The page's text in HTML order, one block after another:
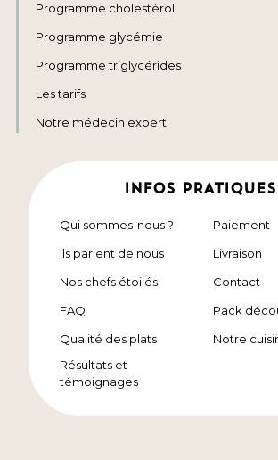
Programme cholestérol
Programme glycémie
Programme triglycérides
Les tarifs
Notre médecin expert
INFOS PRATIQUES
Qui sommes-nous ?
Ils parlent de nous
Nos chefs étoilés
FAQ
Qualité des plats
Résultats et
témoignages
Paiement
Livraison
Contact
Pack
Notre